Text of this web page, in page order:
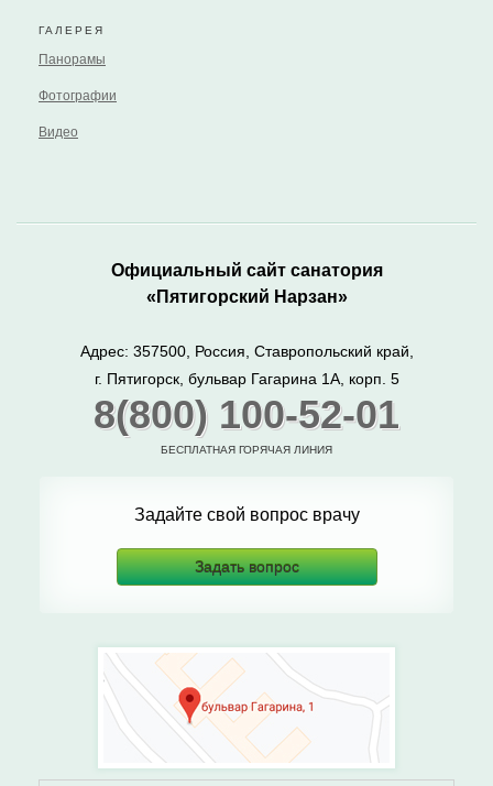
ГАЛЕРЕЯ
Панорамы
Фотографии
Видео
Задайте свой вопрос врачу
Задать вопрос
Официальный сайт санатория
«Пятигорский Нарзан»
Адрес: 357500, Россия, Ставропольский край,
г. Пятигорск, бульвар Гагарина 1А, корп. 5
8(800) 100-52-01
БЕСПЛАТНАЯ ГОРЯЧАЯ ЛИНИЯ